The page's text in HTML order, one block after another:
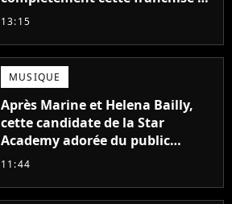
science-fiction vieille de 40 ans
13:15
MUSIQUE
Après Marine et Helena Bailly,
cette candidate de la Star
Academy adorée du public
annonce son premier album,
11:44